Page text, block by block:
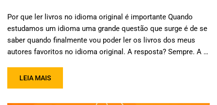
Por que ler livros no idioma original é importante Quando
estudamos um idioma uma grande questão que surge é de se
saber quando finalmente vou poder ler os livros dos meus
autores favoritos no idioma original. A resposta? Sempre. A …
LEIA MAIS